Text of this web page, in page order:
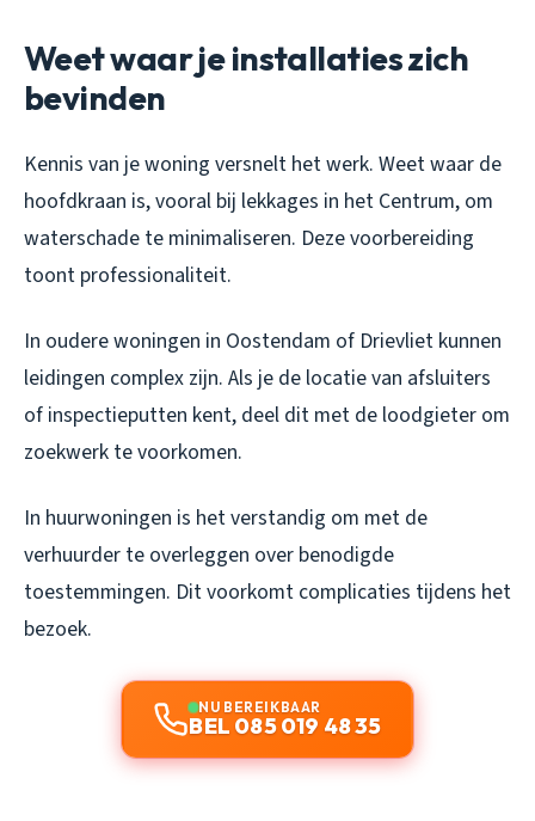
Weet waar je installaties zich
bevinden
Kennis van je woning versnelt het werk. Weet waar de
hoofdkraan is, vooral bij lekkages in het Centrum, om
waterschade te minimaliseren. Deze voorbereiding
toont professionaliteit.
In oudere woningen in Oostendam of Drievliet kunnen
leidingen complex zijn. Als je de locatie van afsluiters
of inspectieputten kent, deel dit met de loodgieter om
zoekwerk te voorkomen.
In huurwoningen is het verstandig om met de
verhuurder te overleggen over benodigde
toestemmingen. Dit voorkomt complicaties tijdens het
bezoek.
NU BEREIKBAAR
BEL 085 019 48 35